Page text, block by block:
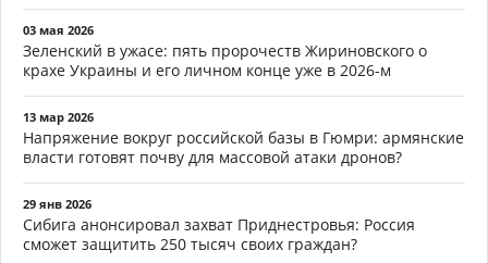
03 мая 2026
Зеленский в ужасе: пять пророчеств Жириновского о
крахе Украины и его личном конце уже в 2026-м
13 мар 2026
Напряжение вокруг российской базы в Гюмри: армянские
власти готовят почву для массовой атаки дронов?
29 янв 2026
Сибига анонсировал захват Приднестровья: Россия
сможет защитить 250 тысяч своих граждан?